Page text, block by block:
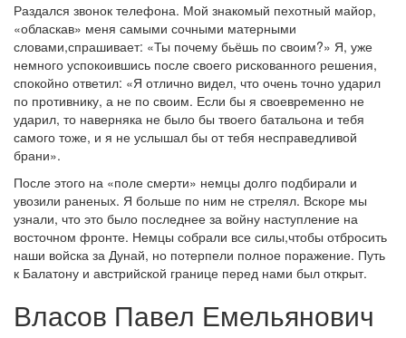
Раздался звонок телефона. Мой знакомый пехотный майор,
«обласкав» меня самыми сочными матерными
словами,спрашивает: «Ты почему бьёшь по своим?» Я, уже
немного успокоившись после своего рискованного решения,
спокойно ответил: «Я отлично видел, что очень точно ударил
по противнику, а не по своим. Если бы я своевременно не
ударил, то наверняка не было бы твоего батальона и тебя
самого тоже, и я не услышал бы от тебя несправедливой
брани».
После этого на «поле смерти» немцы долго подбирали и
увозили раненых. Я больше по ним не стрелял. Вскоре мы
узнали, что это было последнее за войну наступление на
восточном фронте. Немцы собрали все силы,чтобы отбросить
наши войска за Дунай, но потерпели полное поражение. Путь
к Балатону и австрийской границе перед нами был открыт.
Власов Павел Емельянович